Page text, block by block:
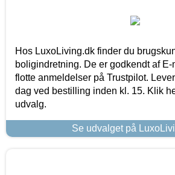
Hos LuxoLiving.dk finder du
boligindretning. De er godkendt af
flotte anmeldelser på Trustpilot.
dag ved bestilling inden kl. 15. Klik
udvalg.
Se udvalget på